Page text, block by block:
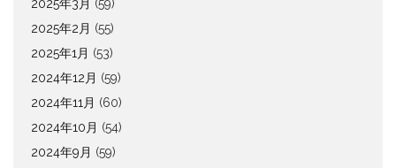
2025年3月 (59)
2025年2月 (55)
2025年1月 (53)
2024年12月 (59)
2024年11月 (60)
2024年10月 (54)
2024年9月 (59)